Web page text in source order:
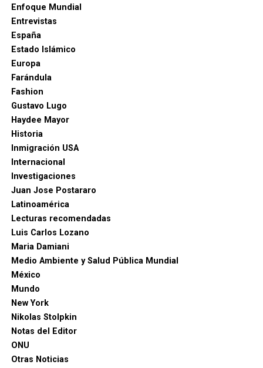
Enfoque Mundial
Entrevistas
España
Estado Islámico
Europa
Farándula
Fashion
Gustavo Lugo
Haydee Mayor
Historia
Inmigración USA
Internacional
Investigaciones
Juan Jose Postararo
Latinoamérica
Lecturas recomendadas
Luis Carlos Lozano
Maria Damiani
Medio Ambiente y Salud Pública Mundial
México
Mundo
New York
Nikolas Stolpkin
Notas del Editor
ONU
Otras Noticias